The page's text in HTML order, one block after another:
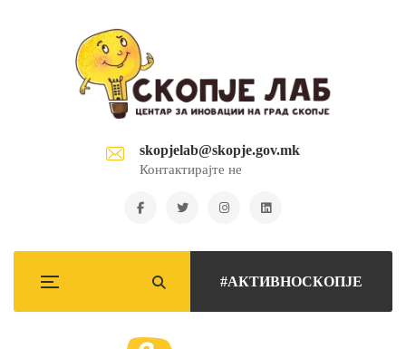
skopjelab@skopje.gov.mk
Контактирајте не
#АКТИВНОСКОПЈЕ